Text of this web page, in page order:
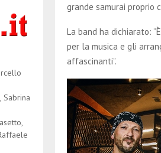
grande samurai proprio
La band ha dichiarato:
per la musica e gli
affascinanti”.
Sabrina